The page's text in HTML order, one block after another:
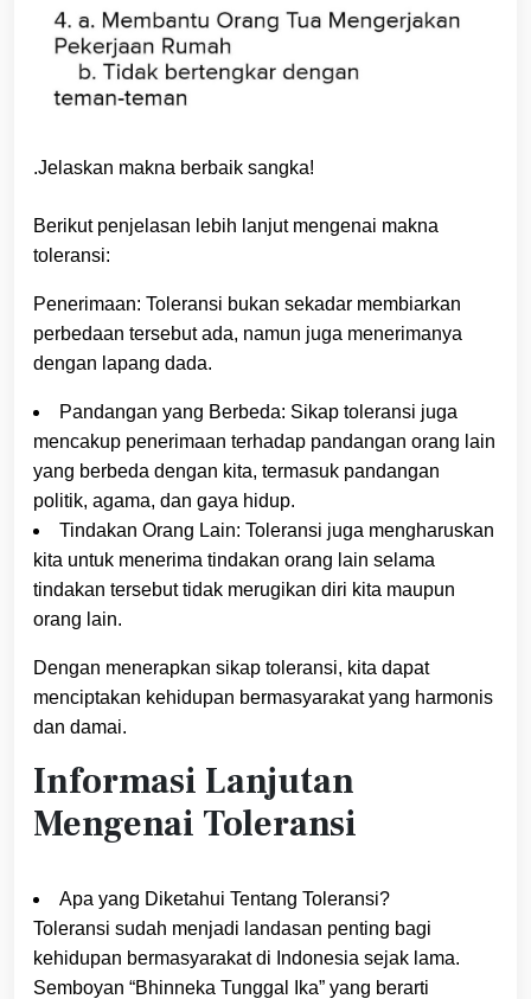
.Jelaskan makna berbaik sangka!
Berikut penjelasan lebih lanjut mengenai makna
toleransi:
Penerimaan: Toleransi bukan sekadar membiarkan
perbedaan tersebut ada, namun juga menerimanya
dengan lapang dada.
Pandangan yang Berbeda: Sikap toleransi juga
mencakup penerimaan terhadap pandangan orang lain
yang berbeda dengan kita, termasuk pandangan
politik, agama, dan gaya hidup.
Tindakan Orang Lain: Toleransi juga mengharuskan
kita untuk menerima tindakan orang lain selama
tindakan tersebut tidak merugikan diri kita maupun
orang lain.
Dengan menerapkan sikap toleransi, kita dapat
menciptakan kehidupan bermasyarakat yang harmonis
dan damai.
Informasi Lanjutan
Mengenai Toleransi
Apa yang Diketahui Tentang Toleransi?
Toleransi sudah menjadi landasan penting bagi
kehidupan bermasyarakat di Indonesia sejak lama.
Semboyan “Bhinneka Tunggal Ika” yang berarti